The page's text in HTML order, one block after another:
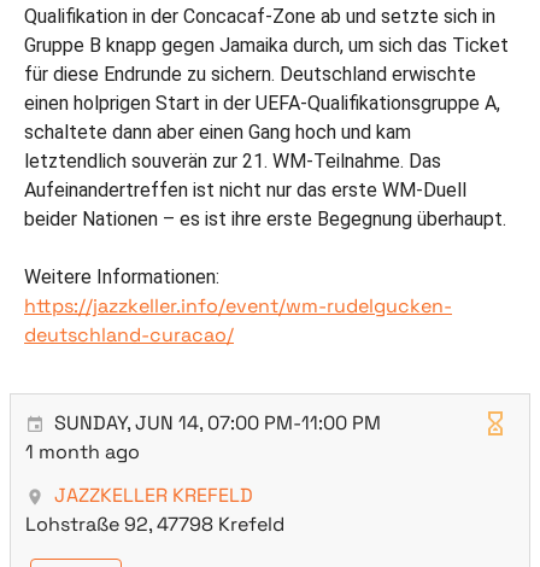
Qualifikation in der Concacaf-Zone ab und setzte sich in
Gruppe B knapp gegen Jamaika durch, um sich das Ticket
für diese Endrunde zu sichern. Deutschland erwischte
einen holprigen Start in der UEFA-Qualifikationsgruppe A,
schaltete dann aber einen Gang hoch und kam
letztendlich souverän zur 21. WM-Teilnahme. Das
Aufeinandertreffen ist nicht nur das erste WM-Duell
beider Nationen – es ist ihre erste Begegnung überhaupt.
Weitere Informationen:
https://jazzkeller.info/event/wm-rudelgucken-
deutschland-curacao/
SUNDAY, JUN 14, 07:00 PM-11:00 PM
1 month ago
JAZZKELLER KREFELD
Lohstraße 92, 47798 Krefeld